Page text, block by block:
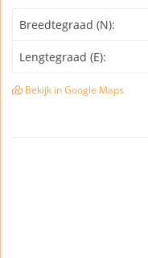
Breedtegraad (N):
Lengtegraad (E):
Bekijk in Google Maps